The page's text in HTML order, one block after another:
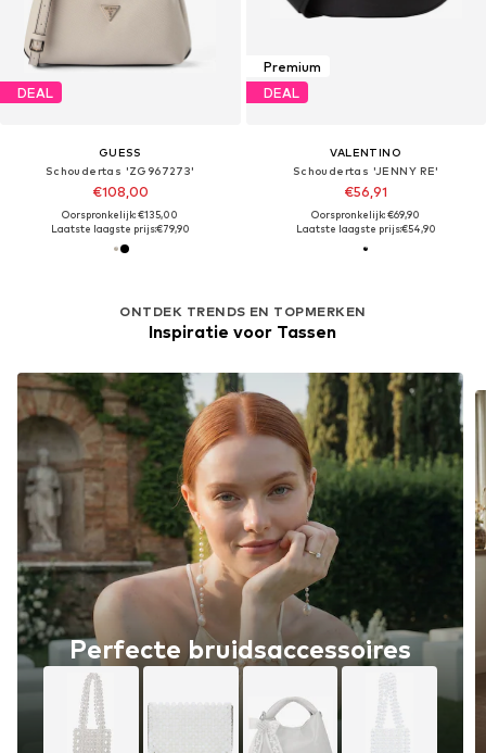
DEAL
GUESS
Schoudertas 'ZG967273'
€108,00
Oorspronkelijk: €135,00
Laatste laagste prijs:€79,90
Premium
DEAL
VALENTINO
Schoudertas 'JENNY RE'
€56,91
Oorspronkelijk: €69,90
Laatste laagste prijs:€54,90
ONTDEK TRENDS EN TOPMERKEN
Inspiratie voor Tassen
Perfecte bruidsaccessoires